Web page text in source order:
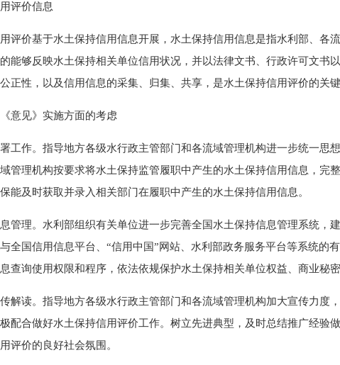
评价信息
价基于水土保持信用信息开展，水土保持信用信息是指水利部、各
能够反映水土保持相关单位信用状况，并以法律文书、行政许可文书
正性，以及信用信息的采集、归集、共享，是水土保持信用评价的关键
见》实施方面的考虑
作。指导地方各级水行政主管部门和各流域管理机构进一步统一思
管理机构按要求将水土保持监管履职中产生的水土保持信用信息，
能及时获取并录入相关部门在履职中产生的水土保持信用信息。
理。水利部组织有关单位进一步完善全国水土保持信息管理系统，
全国信用信息平台、“信用中国”网站、水利部政务服务平台等系统
查询使用权限和程序，依法依规保护水土保持相关单位权益、商业秘密
读。指导地方各级水行政主管部门和各流域管理机构加大宣传力度
配合做好水土保持信用评价工作。树立先进典型，及时总结推广经
评价的良好社会氛围。